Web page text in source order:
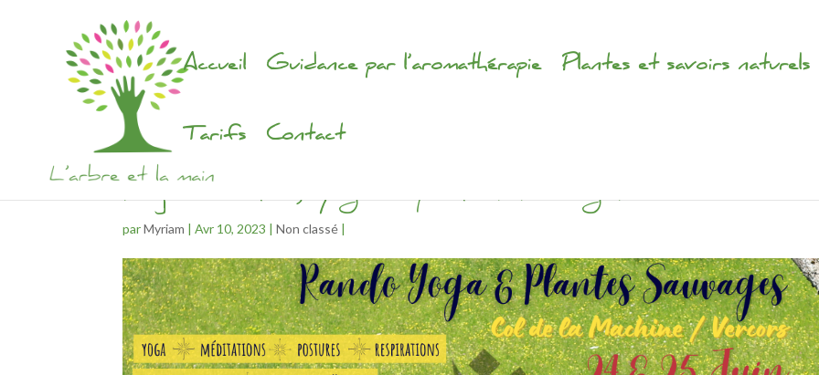
Accueil Guidance par l’aromathérapie Plantes et savoirs naturels
Tarifs Contact
Séjour rando, yoga & plantes sauvages
parMyriam |Avr 10, 2023 |Non classé |